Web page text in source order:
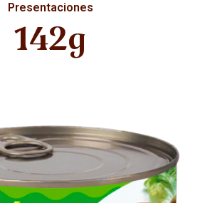
Presentaciones
142g